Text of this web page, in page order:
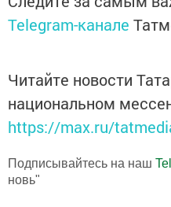
Telegram-канале
Читайте новости
национальном
https://max.ru/
Подписывайтесь на наш
новь"